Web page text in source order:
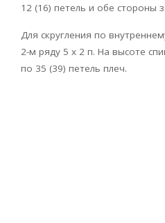
12 (16) петель и обе стороны
Для скругления по
2-м ряду 5 х 2 п. На высоте
по 35 (39) петель плеч.